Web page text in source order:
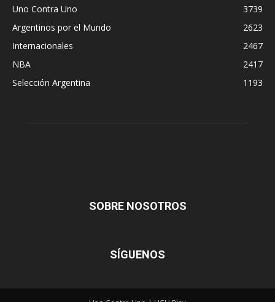
Uno Contra Uno
3739
Argentinos por el Mundo
2623
Internacionales
2467
NBA
2417
Selección Argentina
1193
SOBRE NOSOTROS
SÍGUENOS